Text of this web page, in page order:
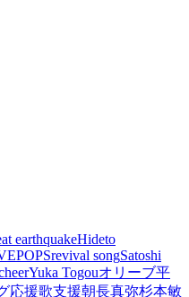
earthquakeHideto
POPSrevival songSatoshi
Yuka Togouオリーブ平
応援歌支援朝長真弥杉本敏